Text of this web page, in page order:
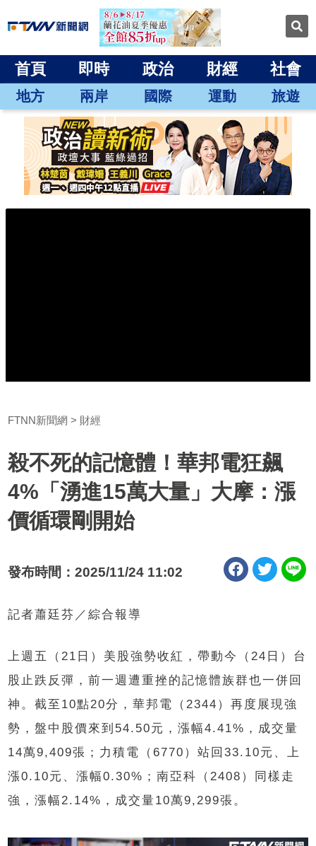
首頁 即時 政治 財經 社會
地方 兩岸 國際 運動 旅遊
FTNN新聞網 財經
殺不死的記憶體！華邦電狂飆
4%「湧進15萬大量」大摩：漲
價循環剛開始
發布時間：2025/11/24 11:02
記者蕭廷芬／綜合報導
上週五（21日）美股強勢收紅，帶動今（24日）台
股止跌反彈，前一週遭重挫的記憶體族群也一併回
神。截至10點20分，華邦電（2344）再度展現強
勢，盤中股價來到54.50元，漲幅4.41%，成交量
14萬9,409張；力積電（6770）站回33.10元、上
漲0.10元、漲幅0.30%；南亞科（2408）同樣走
強，漲幅2.14%，成交量10萬9,299張。